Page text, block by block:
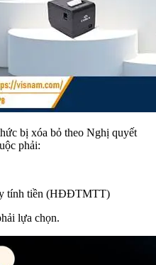
bị xóa bỏ theo Nghị quyết
phải:
tính tiền (HĐĐTMTT)
lựa chọn.